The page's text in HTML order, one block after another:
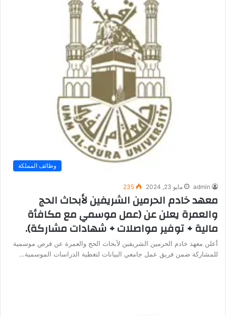
وظائف المملكة
admin مايو 23, 2024 235
معهد خادم الحرمين الشريفين لأبحاث الحج
والعمرة يعلن عن (عمل موسمي مع مكافأة
مالية + توفير مواصلات + شهادات مشاركة).
أعلن معهد خادم الحرمين الشريفين لأبحاث الحج والعمرة عن فرص موسمية
للمشاركة ضمن فريق عمل جامعي البيانات لتغطية الدراسات الموسمية…